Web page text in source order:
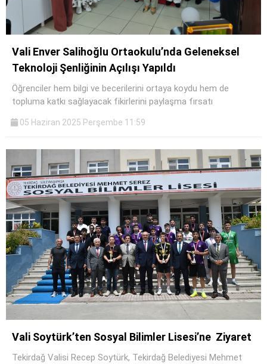
Vali Enver Salihoğlu Ortaokulu’nda Geleneksel
Teknoloji Şenliğinin Açılışı Yapıldı
Öğrenciler hem bilgi ve becerilerini ortaya koydu hem de
topluma katkı sağlayacak fikirlerini paylaşma fırsatı
05 Haziran 2025 Perşembe 11:59
Vali Soytürk’ten Sosyal Bilimler Lisesi’ne Ziyaret
Tekirdağ Valisi Recep Soytürk, Tekirdağ Belediyesi Mehmet